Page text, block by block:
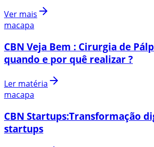
Ver mais
macapa
CBN Veja Bem : Cirurgia de
quando e por quê realizar ?
Ler matéria
macapa
CBN Startups:Transformação
startups